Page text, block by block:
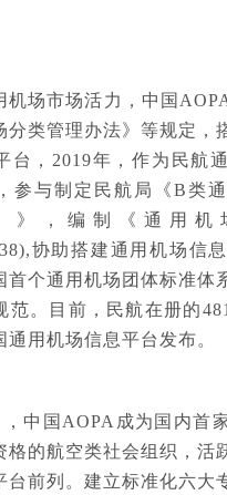
机场市场活力，中国
分类管理办法》等规定，
台，2019年，作为民航
参与制定民航局《B类
》，编制《通用机
协助搭建通用机场信
首个通用机场团体标准体
范。目前，民航在册的
通用机场信息平台发布。
，中国AOPA成为国内首
格的航空类社会组织，活
台前列。建立标准化六大